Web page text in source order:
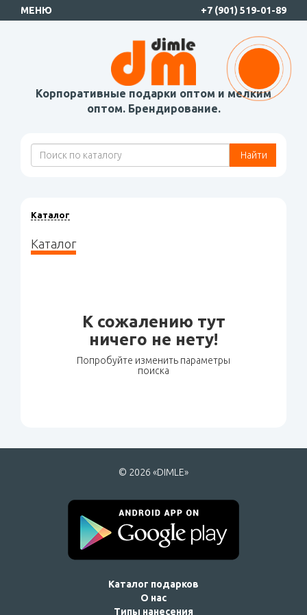
МЕНЮ +7 (901) 519-01-89
Корпоративные подарки оптом и мелким
оптом. Брендирование.
Найти
Каталог
Каталог
К сожалению тут
ничего не нету!
Попробуйте изменить параметры
поиска
© 2026 «DIMLE»
Каталог подарков
О нас
Типы нанесения